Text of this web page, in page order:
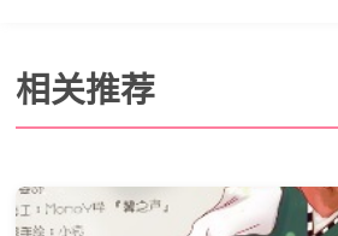
相关推荐